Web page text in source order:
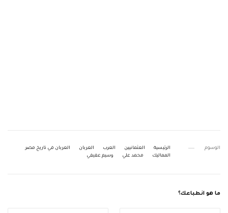
الوسوم الرئيسية العثمانيين العرب العربان
العربان في تاريخ مصر
المماليك
محمد علي وسيم عفيفي
ما هو انطباعك؟